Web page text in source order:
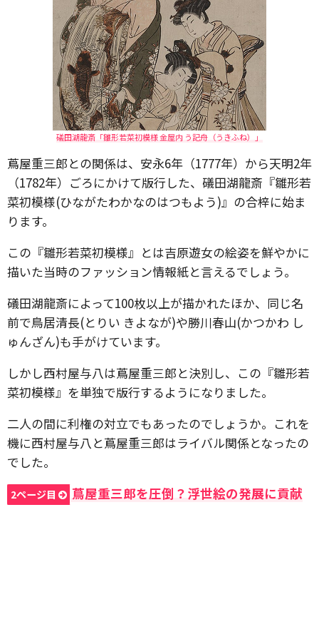
礒田湖龍斎「雛形若菜初模様 金屋内 う記舟（うきふね）」
蔦屋重三郎との関係は、安永6年（1777年）から天明2年
（1782年）ごろにかけて版行した、礒田湖龍斎『雛形若
菜初模様(ひながたわかなのはつもよう)』の合梓に始ま
ります。
この『雛形若菜初模様』とは吉原遊女の絵姿を鮮やかに
描いた当時のファッション情報紙と言えるでしょう。
礒田湖龍斎によって100枚以上が描かれたほか、同じ名
前で鳥居清長(とりい きよなが)や勝川春山(かつかわ し
ゅんざん)も手がけています。
しかし西村屋与八は蔦屋重三郎と決別し、この『雛形若
菜初模様』を単独で版行するようになりました。
二人の間に利権の対立でもあったのでしょうか。これを
機に西村屋与八と蔦屋重三郎はライバル関係となったの
でした。
2ページ目 蔦屋重三郎を圧倒？浮世絵の発展に貢献